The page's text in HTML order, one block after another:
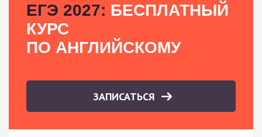
ЕГЭ 2027: БЕСПЛАТНЫЙ
КУРС
ПО АНГЛИЙСКОМУ
ЗАПИСАТЬСЯ